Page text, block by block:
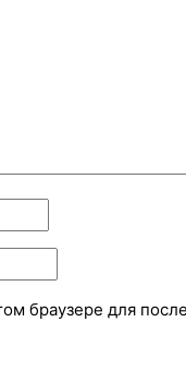
браузере для